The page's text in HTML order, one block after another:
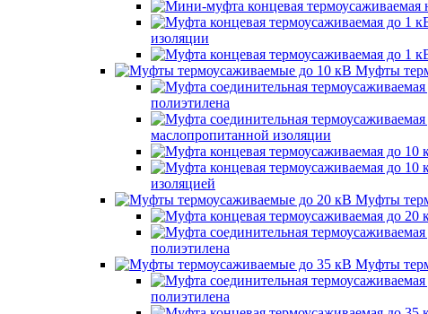
изоляции
Муфты
полиэтилена
маслопропитанной изоляции
изоляцией
Муфты
полиэтилена
Муфты
полиэтилена